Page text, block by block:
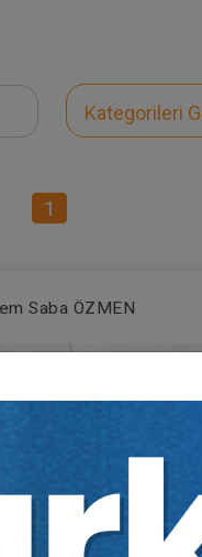
Kategorileri
1
Saba ÖZMEN